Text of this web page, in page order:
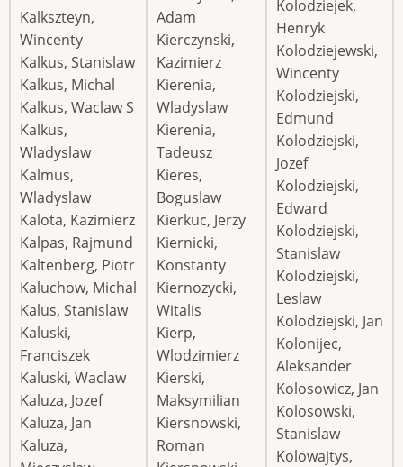
Kalkszteyn,
Wincenty
Kalkus, Stanislaw
Kalkus, Michal
Kalkus, Waclaw S
Kalkus,
Wladyslaw
Kalmus,
Wladyslaw
Kalota, Kazimierz
Kalpas, Rajmund
Kaltenberg, Piotr
Kaluchow, Michal
Kalus, Stanislaw
Kaluski,
Franciszek
Kaluski, Waclaw
Kaluza, Jozef
Kaluza, Jan
Kaluza,
Adam
Kierczynski,
Kazimierz
Kierenia,
Wladyslaw
Kierenia,
Tadeusz
Kieres,
Boguslaw
Kierkuc, Jerzy
Kiernicki,
Konstanty
Kiernozycki,
Witalis
Kierp,
Wlodzimierz
Kierski,
Maksymilian
Kiersnowski,
Roman
Kolodziejek,
Henryk
Kolodziejewski,
Wincenty
Kolodziejski,
Edmund
Kolodziejski,
Jozef
Kolodziejski,
Edward
Kolodziejski,
Stanislaw
Kolodziejski,
Leslaw
Kolodziejski, Jan
Kolonijec,
Aleksander
Kolosowicz, Jan
Kolosowski,
Stanislaw
Kolowajtys,